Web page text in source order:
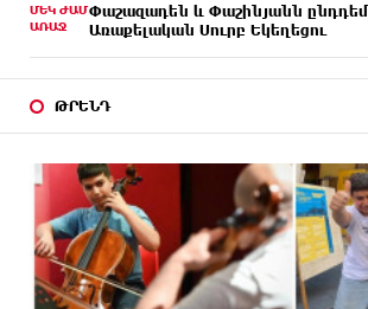
ՄԵԿ ԺԱՄ
ԱՌԱՋ
Փաշազադեն և Փաշինյանն ընդդեմ
Առաքելական Սուրբ Եկեղեցու
ՄԵԿ ԺԱՄ
ԱՌԱՋ
Բարձր տեխնոլոգիաները
հանքարդյունաբերության
կենդանիներին» կրթական խաղը
30 ՐՈՊԵ
ԱՌԱՋ
Այսօր ժամը 15:00 ից «Ուժեղ
պատգամավորները կլքեն ԱԺ-ն և
Էջմիածին. Նարեկ Կարապետյան
ԹՐԵՆԴ